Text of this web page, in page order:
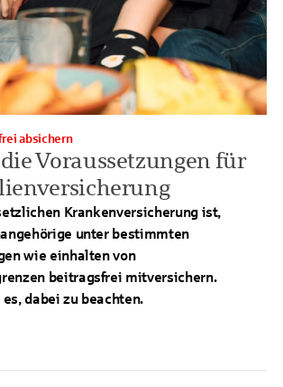
Voraussetzungen für
absichern
Krankenversicherung ist,
unter bestimmten
wie einhalten von
beitragsfrei mitversichern.
dabei zu beachten.